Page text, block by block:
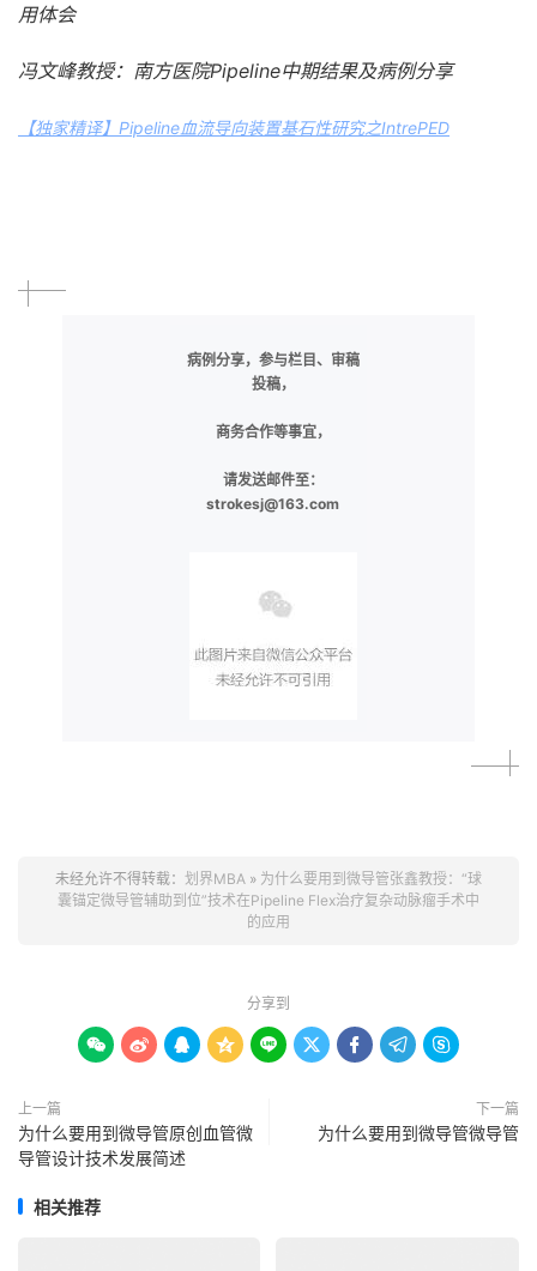
用体会
冯文峰教授：南方医院Pipeline中期结果及病例分享
【独家精译】Pipeline血流导向装置基石性研究之IntrePED
病例分享，参与栏目、审稿
投稿，
商务合作等事宜，
请发送邮件至：
strokesj@163.com
未经允许不得转载： 划界MBA » 为什么要用到微导管张鑫教授：“球
囊锚定微导管辅助到位”技术在Pipeline Flex治疗复杂动脉瘤手术中
的应用
分享到
        
上一篇
为什么要用到微导管原创血管微
导管设计技术发展简述
下一篇
为什么要用到微导管微导管
相关推荐